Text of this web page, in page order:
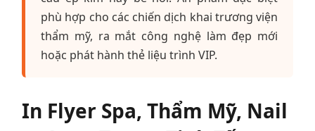
phù hợp cho các chiến dịch khai trương viện
thẩm mỹ, ra mắt công nghệ làm đẹp mới
hoặc phát hành thẻ liệu trình VIP.
In Flyer Spa, Thẩm Mỹ, Nail